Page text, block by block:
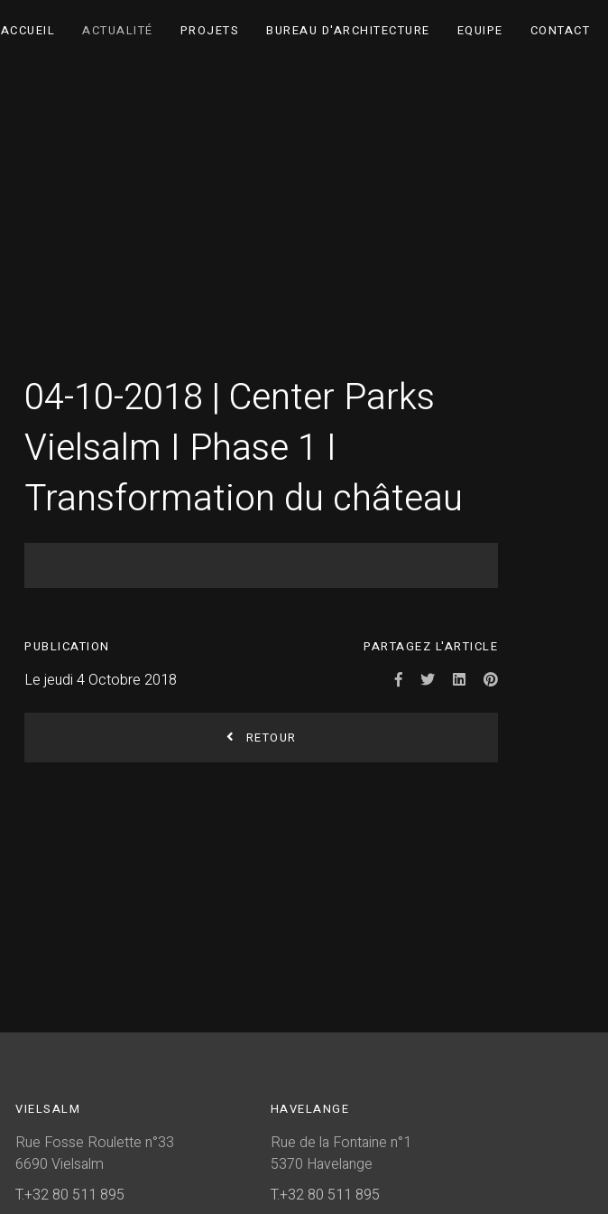
ACCUEIL ACTUALITÉ PROJETS BUREAU D'ARCHITECTURE EQUIPE CONTACT
04-10-2018 | Center Parks
Vielsalm I Phase 1 I
Transformation du château
PUBLICATION
Le jeudi 4 Octobre 2018
PARTAGEZ L'ARTICLE
RETOUR
VIELSALM
Rue Fosse Roulette n°33
6690 Vielsalm
T.+32 80 511 895
HAVELANGE
Rue de la Fontaine n°1
5370 Havelange
T.+32 80 511 895